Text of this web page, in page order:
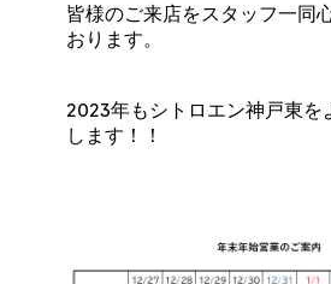
皆様のご来店をスタッフ一同
おります。
2023年もシトロエン神戸東を
します！！